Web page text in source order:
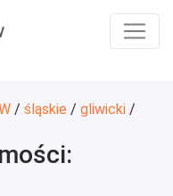
/ śląskie / gliwicki /